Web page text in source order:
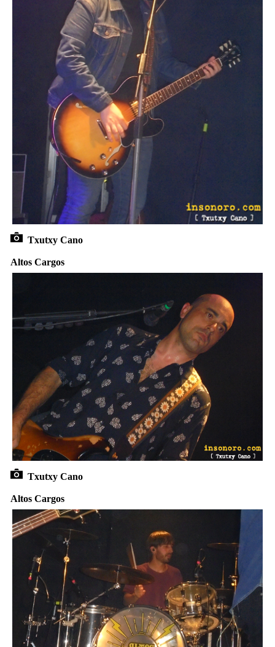
Txutxy Cano
Altos Cargos
Txutxy Cano
Altos Cargos